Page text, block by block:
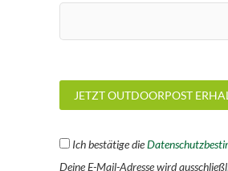
Ich bestätige die
Deine E-Mail-Adresse wird